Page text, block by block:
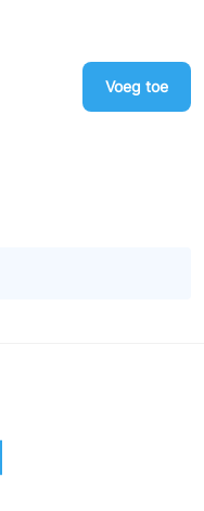
Voeg toe